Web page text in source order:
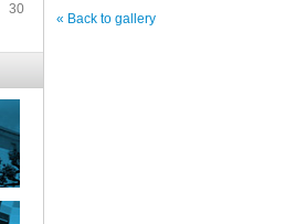
« Back to gallery
30